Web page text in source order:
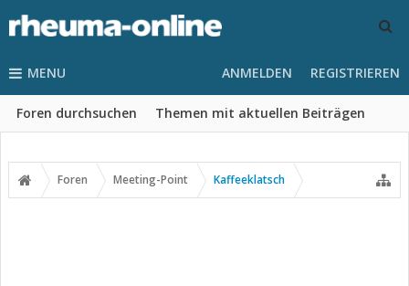
MENU
Foren durchsuchen Themen mit aktuellen Beiträgen
ANMELDEN REGISTRIEREN
Foren Meeting-Point Kaffeeklatsch